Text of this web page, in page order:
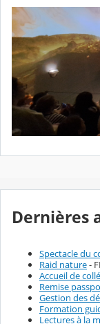
Dernières
Spectacle du
Raid nature-
Accueil de
Remise
Gestion des
Formation
Lectures à la